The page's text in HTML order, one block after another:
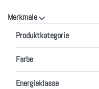
Merkmale
Produktkategorie
Farbe
Energieklasse